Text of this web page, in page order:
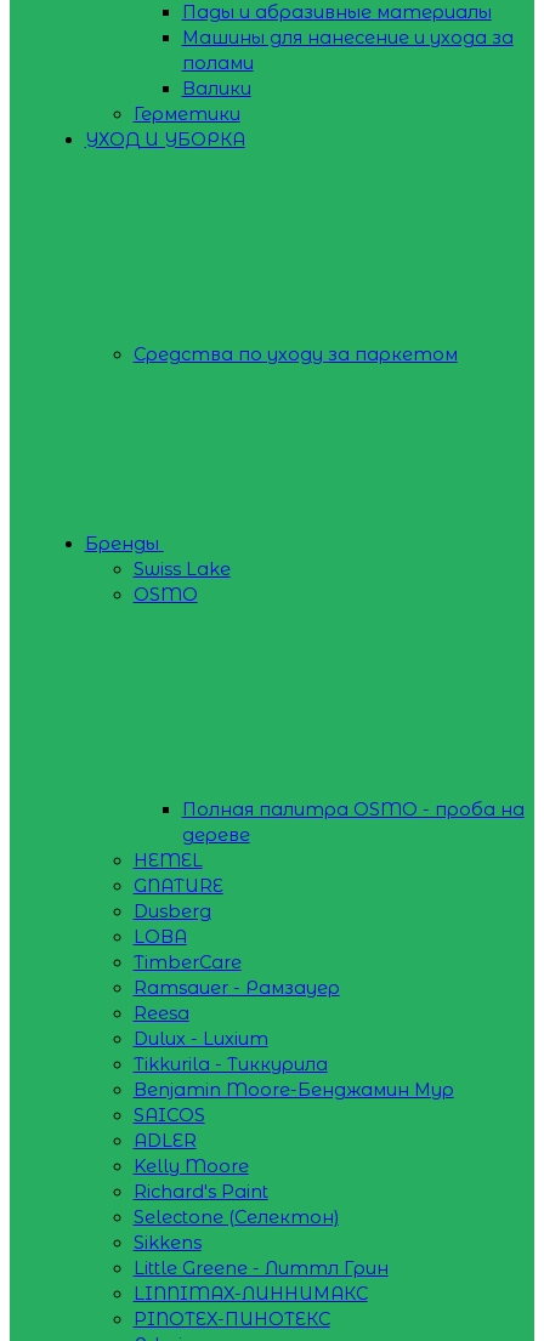
Пады и абразивные материалы
Машины для нанесение и ухода за
полами
Валики
Герметики
УХОД И УБОРКА
Средства по уходу за паркетом
Бренды
Swiss Lake
OSMO
Полная палитра OSMO - проба на
дереве
HEMEL
GNATURE
Dusberg
LOBA
TimberCare
Ramsauer - Рамзауер
Reesa
Dulux - Luxium
Tikkurila - Тиккурила
Benjamin Moore-Бенджамин Мур
SAICOS
ADLER
Kelly Moore
Richard's Paint
Selectone (Селектон)
Sikkens
Little Greene - Литтл Грин
LINNIMAX-ЛИННИМАКС
PINOTEX-ПИНОТЕКС